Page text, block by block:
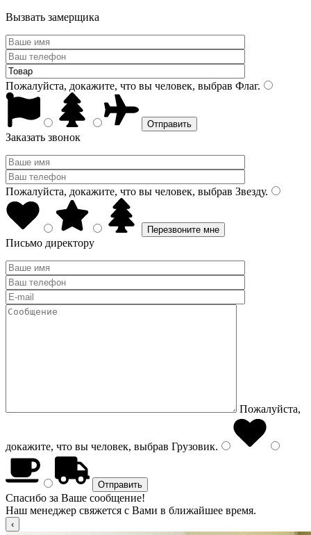
Вызвать замерщика
Пожалуйста, докажите, что вы человек, выбрав Флаг.
Заказать звонок
Пожалуйста, докажите, что вы человек, выбрав Звезду.
Письмо директору
Пожалуйста,
докажите, что вы человек, выбрав Грузовик.
Спасибо за Ваше сообщение!
Наш менеджер свяжется с Вами в ближайшее время.